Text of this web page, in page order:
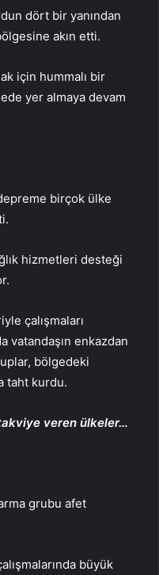
dört bir yanından
akın etti.
için hummalı bir
yer almaya devam
birçok ülke
hizmetleri desteği
çalışmaları
vatandaşın enkazdan
bölgedeki
taht kurdu.
veren ülkeler…
grubu afet
büyük